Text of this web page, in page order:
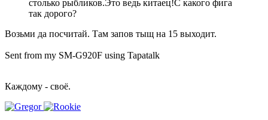
столько рыбликов.Это ведь китаец!С какого фига
так дорого?
Возьми да посчитай. Там запов тыщ на 15 выходит.
Sent from my SM-G920F using Tapatalk
Каждому - своё.